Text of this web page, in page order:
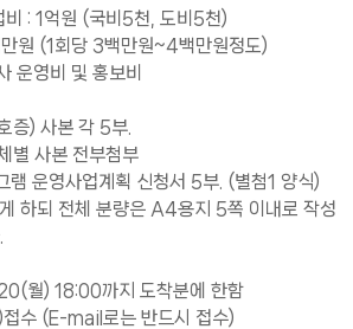
: 1억원 (국비5천, 도비5천)
원 (1회당 3백만원~4백만원정도)
영비 및 홍보비
증) 사본 각 5부.
사본 전부첨부
운영사업계획 신청서 5부. (별첨1 양식)
하되 전체 분량은 A4용지 5쪽 이내로 작성
월) 18:00까지 도착분에 한함
수 (E-mail로는 반드시 접수)